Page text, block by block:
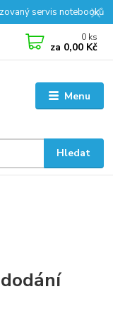
servis notebooků
Menu
Hledat
0 ks
za 0,00 Kč